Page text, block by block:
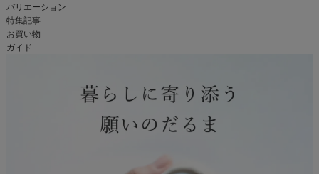
バリエーション
特集記事
お買い物
ガイド